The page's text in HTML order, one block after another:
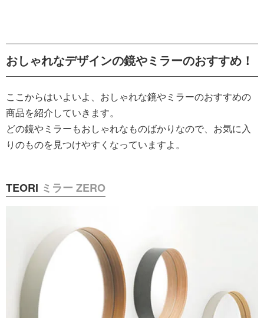
おしゃれなデザインの鏡やミラーのおすすめ！
ここからはいよいよ、おしゃれな鏡やミラーのおすすめの
商品を紹介していきます。
どの鏡やミラーもおしゃれなものばかりなので、お気に入
りのものを見つけやすくなっていますよ。
TEORI ミラー ZERO